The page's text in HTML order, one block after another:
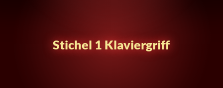
Stichel 1 Klaviergriff